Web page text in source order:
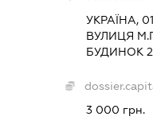
УКРАЇНА,
ВУЛИЦЯ
БУДИНОК
3 000 грн.